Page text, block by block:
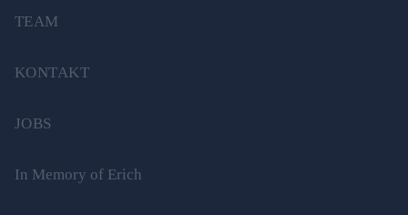
TEAM
KONTAKT
JOBS
In Memory of Erich